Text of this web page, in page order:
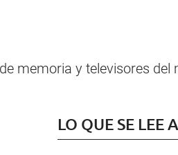
memoria y televisores del
LO QUE SE LEE